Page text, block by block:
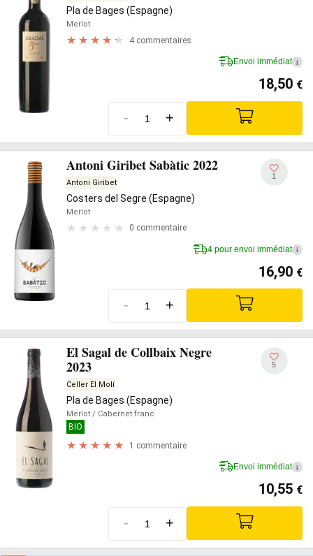
Pla de Bages (Espagne)
Merlot
4 commentaires
Envoi immédiat i
18,50 €
- +
Antoni Giribet Sabàtic 2022
Antoni Giribet
Costers del Segre (Espagne)
Merlot
0 commentaire
1
4 pour envoi immédiat i
16,90 €
- +
El Sagal de Collbaix Negre
2023
Celler El Molí
Pla de Bages (Espagne)
Merlot / Cabernet franc
BIO
1 commentaire
5
Envoi immédiat i
10,55 €
- +